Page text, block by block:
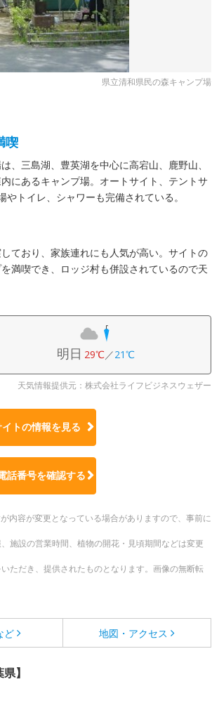
県立清和県民の森キャンプ場
喫
、三島湖、豊英湖を中心に高宕山、鹿野山、
にあるキャンプ場。オートサイト、テントサ
トイレ、シャワーも完備されている。
ており、家族連れにも人気が高い。サイトの
満喫でき、ロッジ村も併設されているので天
明日 29℃／21℃
天気情報提供元：株式会社ライフビジネスウェザー
トの情報を見る
話番号を確認する
内容が変更となっている場合がありますので、事前に
施設の営業時間、植物の開花・見頃期間などは変更
ただき、提供されたものとなります。画像の無断転
ど 地図・アクセス
】